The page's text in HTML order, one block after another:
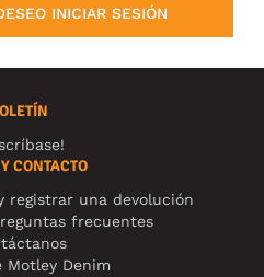
INICIAR SESIÓN
CONTACTO
registrar una devolución
frecuentes
Motley Denim